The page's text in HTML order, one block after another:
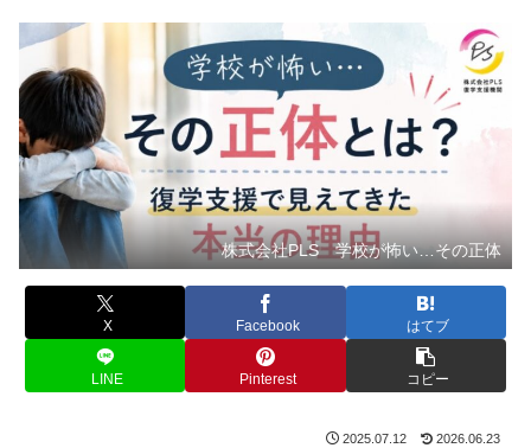
株式会社PLS 学校が怖い…その正体
X Facebook はてブ
LINE Pinterest コピー
2025.07.12 2026.06.23